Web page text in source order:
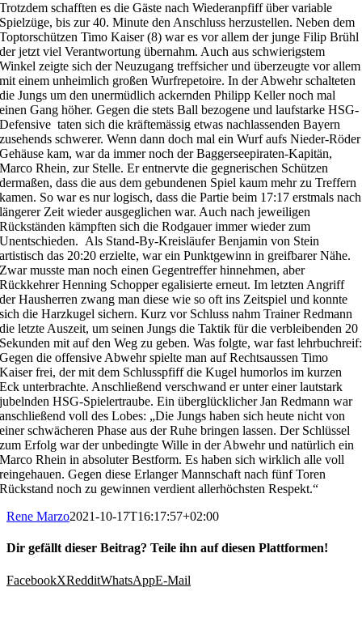
Trotzdem schafften es die Gäste nach Wiederanpfiff über variable
Spielzüge, bis zur 40. Minute den Anschluss herzustellen. Neben dem
Toptorschützen Timo Kaiser (8) war es vor allem der junge Filip Brühl
der jetzt viel Verantwortung übernahm. Auch aus schwierigstem
Winkel zeigte sich der Neuzugang treffsicher und überzeugte vor allem
mit einem unheimlich großen Wurfrepetoire. In der Abwehr schalteten
die Jungs um den unermüdlich ackernden Philipp Keller noch mal
einen Gang höher. Gegen die stets Ball bezogene und laufstarke HSG-
Defensive taten sich die kräftemässig etwas nachlassenden Bayern
zusehends schwerer. Wenn dann doch mal ein Wurf aufs Nieder-Röder
Gehäuse kam, war da immer noch der Baggerseepiraten-Kapitän,
Marco Rhein, zur Stelle. Er entnervte die gegnerischen Schützen
dermaßen, dass die aus dem gebundenen Spiel kaum mehr zu Treffern
kamen. So war es nur logisch, dass die Partie beim 17:17 erstmals nach
längerer Zeit wieder ausgeglichen war. Auch nach jeweiligen
Rückständen kämpften sich die Rodgauer immer wieder zum
Unentschieden. Als Stand-By-Kreisläufer Benjamin von Stein
artistisch das 20:20 erzielte, war ein Punktgewinn in greifbarer Nähe.
Zwar musste man noch einen Gegentreffer hinnehmen, aber
Rückkehrer Henning Schopper egalisierte erneut. Im letzten Angriff
der Hausherren zwang man diese wie so oft ins Zeitspiel und konnte
sich die Harzkugel sichern. Kurz vor Schluss nahm Trainer Redmann
die letzte Auszeit, um seinen Jungs die Taktik für die verbleibenden 20
Sekunden mit auf den Weg zu geben. Was folgte, war fast lehrbuchreif:
Gegen die offensive Abwehr spielte man auf Rechtsaussen Timo
Kaiser frei, der mit dem Schlusspfiff die Kugel humorlos im kurzen
Eck unterbrachte. Anschließend verschwand er unter einer lautstark
jubelnden HSG-Spielertraube. Ein überglücklicher Jan Redmann war
anschließend voll des Lobes: „Die Jungs haben sich heute nicht von
einer schwächeren Phase aus der Ruhe bringen lassen. Der Schlüssel
zum Erfolg war der unbedingte Wille in der Abwehr und natürlich ein
Marco Rhein in absoluter Bestform. Es haben sich wirklich alle voll
reingehauen. Gegen diese Erlanger Mannschaft nach fünf Toren
Rückstand noch zu gewinnen verdient allerhöchsten Respekt.“
Rene Marzo2021-10-17T16:17:57+02:00
Dir gefällt dieser Beitrag? Teile ihn auf diesen Plattformen!
FacebookXRedditWhatsAppE-Mail